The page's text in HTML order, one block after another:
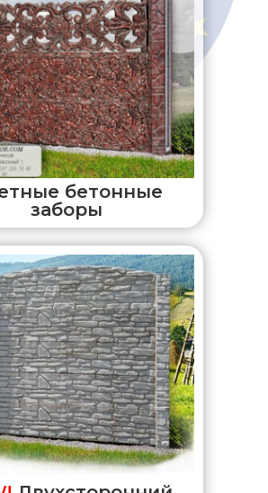
бетонные
заборы